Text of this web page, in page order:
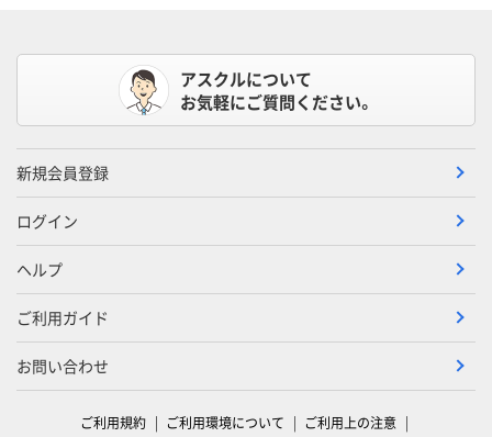
アスクルについて
お気軽にご質問ください。
新規会員登録
ログイン
ヘルプ
ご利用ガイド
お問い合わせ
ご利用規約 ご利用環境について
ご利用上の注意